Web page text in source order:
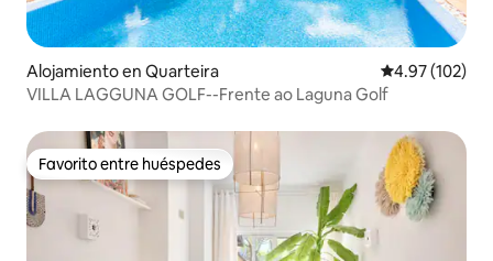
Alojamiento en Quarteira Calificación
4.97 (102)
VILLA LAGGUNA GOLF--Frente ao Laguna Golf
Favorito entre huéspedes
Favorito entre huéspedes